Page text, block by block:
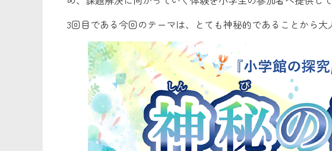
3回目である今回のテーマは、とても神秘的であることから